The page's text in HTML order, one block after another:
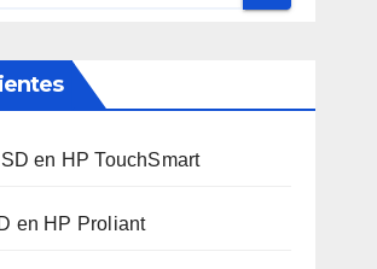
en HP TouchSmart
en HP Proliant